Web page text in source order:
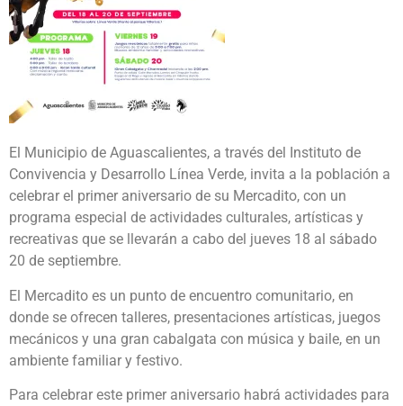
El Municipio de Aguascalientes, a través del Instituto de
Convivencia y Desarrollo Línea Verde, invita a la población a
celebrar el primer aniversario de su Mercadito, con un
programa especial de actividades culturales, artísticas y
recreativas que se llevarán a cabo del jueves 18 al sábado
20 de septiembre.
El Mercadito es un punto de encuentro comunitario, en
donde se ofrecen talleres, presentaciones artísticas, juegos
mecánicos y una gran cabalgata con música y baile, en un
ambiente familiar y festivo.
Para celebrar este primer aniversario habrá actividades para